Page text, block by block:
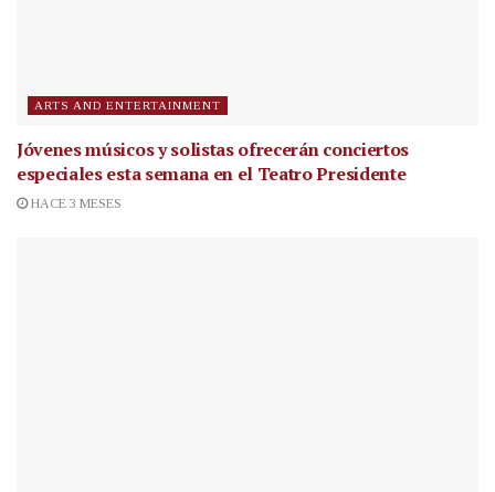
ARTS AND ENTERTAINMENT
Jóvenes músicos y solistas ofrecerán conciertos
especiales esta semana en el Teatro Presidente
HACE 3 MESES